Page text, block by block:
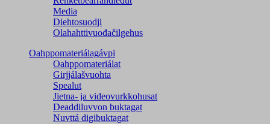
Media
Diehtosuodji
Olahahttivuođačilgehus
Oahppomateriálagávpi
Oahppomateriálat
Girjjálašvuohta
Spealut
Jietna- ja videovurkkohusat
Deaddiluvvon buktagat
Nuvttá digibuktagat